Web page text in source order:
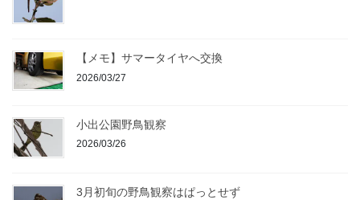
【メモ】サマータイヤへ交換
2026/03/27
小出公園野鳥観察
2026/03/26
3月初旬の野鳥観察はぱっとせず